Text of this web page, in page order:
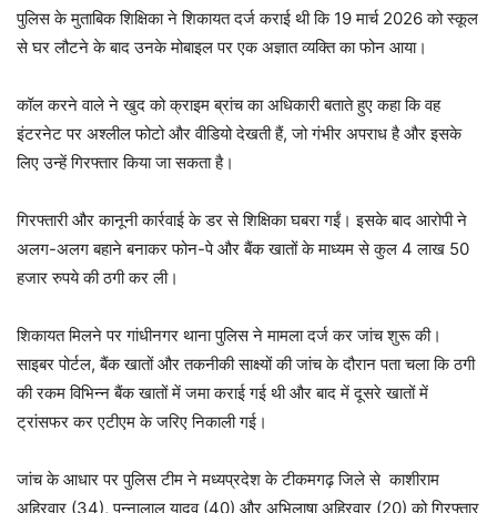
पुलिस के मुताबिक शिक्षिका ने शिकायत दर्ज कराई थी कि 19 मार्च 2026 को स्कूल
से घर लौटने के बाद उनके मोबाइल पर एक अज्ञात व्यक्ति का फोन आया।
कॉल करने वाले ने खुद को क्राइम ब्रांच का अधिकारी बताते हुए कहा कि वह
इंटरनेट पर अश्लील फोटो और वीडियो देखती हैं, जो गंभीर अपराध है और इसके
लिए उन्हें गिरफ्तार किया जा सकता है।
गिरफ्तारी और कानूनी कार्रवाई के डर से शिक्षिका घबरा गईं। इसके बाद आरोपी ने
अलग-अलग बहाने बनाकर फोन-पे और बैंक खातों के माध्यम से कुल 4 लाख 50
हजार रुपये की ठगी कर ली।
शिकायत मिलने पर गांधीनगर थाना पुलिस ने मामला दर्ज कर जांच शुरू की।
साइबर पोर्टल, बैंक खातों और तकनीकी साक्ष्यों की जांच के दौरान पता चला कि ठगी
की रकम विभिन्न बैंक खातों में जमा कराई गई थी और बाद में दूसरे खातों में
ट्रांसफर कर एटीएम के जरिए निकाली गई।
जांच के आधार पर पुलिस टीम ने मध्यप्रदेश के टीकमगढ़ जिले से काशीराम
अहिरवार (34), पन्नालाल यादव (40) और अभिलाषा अहिरवार (20) को गिरफ्तार